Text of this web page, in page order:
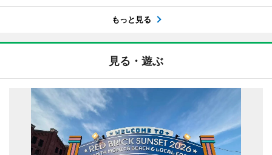
もっと見る
見る・遊ぶ